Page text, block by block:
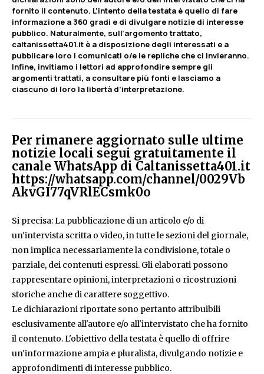
fornito il contenuto. L’intento della testata è quello di fare
informazione a 360 gradi e di divulgare notizie di interesse
pubblico. Naturalmente, sull’argomento trattato,
caltanissetta401.it è a disposizione degli interessati e a
pubblicare loro i comunicati o/e le repliche che ci invieranno.
Infine, invitiamo i lettori ad approfondire sempre gli
argomenti trattati, a consultare più fonti e lasciamo a
ciascuno di loro la libertà d’interpretazione.
Per rimanere aggiornato sulle ultime
notizie locali segui gratuitamente il
canale WhatsApp di Caltanissetta401.it
https://whatsapp.com/channel/0029Vb
AkvGI77qVRlECsmk0o
Si precisa: La pubblicazione di un articolo e/o di
un'intervista scritta o video, in tutte le sezioni del giornale,
non implica necessariamente la condivisione, totale o
parziale, dei contenuti espressi. Gli elaborati possono
rappresentare opinioni, interpretazioni o ricostruzioni
storiche anche di carattere soggettivo.
Le dichiarazioni riportate sono pertanto attribuibili
esclusivamente all'autore e/o all'intervistato che ha fornito
il contenuto. L'obiettivo della testata è quello di offrire
un'informazione ampia e pluralista, divulgando notizie e
approfondimenti di interesse pubblico.